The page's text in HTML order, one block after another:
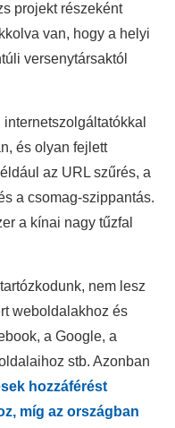
projekt részeként
van, hogy a helyi
versenytársaktól
és olyan fejlett
az URL szűrés, a
a csomag-szippantás.
a kínai nagy tűzfal
nem lesz
weboldalakhoz és
a Google, a
stb. Azonban
hozzáférést
míg az országban